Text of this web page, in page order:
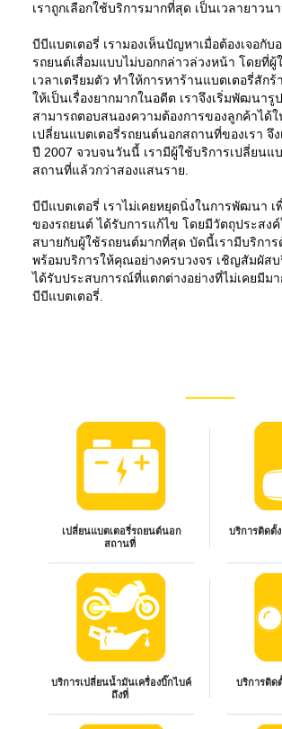
เราถูกเลือกใช้บริการมากที่สุด เป็นเวลายาวน
บีบีแบตเตอรี่ เรามองเห็นปัญหาเมื่อต้องเจอกับ
รถยนต์เสื่อมแบบไม่บอกกล่าวล่วงหน้า โดยที่ผู้
เวลาเตรียมตัว ทำให้การหาร้านแบตเตอรี่สัก
ให้เป็นเรื่องยากมากในอดีต เราจึงเริ่มพัฒนารู
สามารถตอบสนองความต้องการของลูกค้าได้
เปลี่ยนแบตเตอรี่รถยนต์นอกสถานที่ของเรา จึ
ปี 2007 จวบจนวันนี้ เรามีผู้ใช้บริการเปลี่ยนแ
สถานที่แล้วกว่าสองแสนราย.
บีบีแบตเตอรี่ เราไม่เคยหยุดนิ่งในการพัฒนา
ของรถยนต์ ได้รับการแก้ไข โดยมีวัตถุประสง
สบายกับผู้ใช้รถยนต์มากที่สุด บัดนี้เรามีบริกา
พร้อมบริการให้คุณอย่างครบวงจร เชิญสัมผัส
ได้รับประสบการณ์ที่แตกต่างอย่างที่ไม่เคยมีมา
บีบีแบตเตอรี่.
เปลี่ยนแบตเตอรี่รถยนต์นอก
สถานที่
บริการติดตั้
บริการเปลี่ยนน้ำมันเครื่องบิ๊กไบค์
ถึงที่
บริการติด